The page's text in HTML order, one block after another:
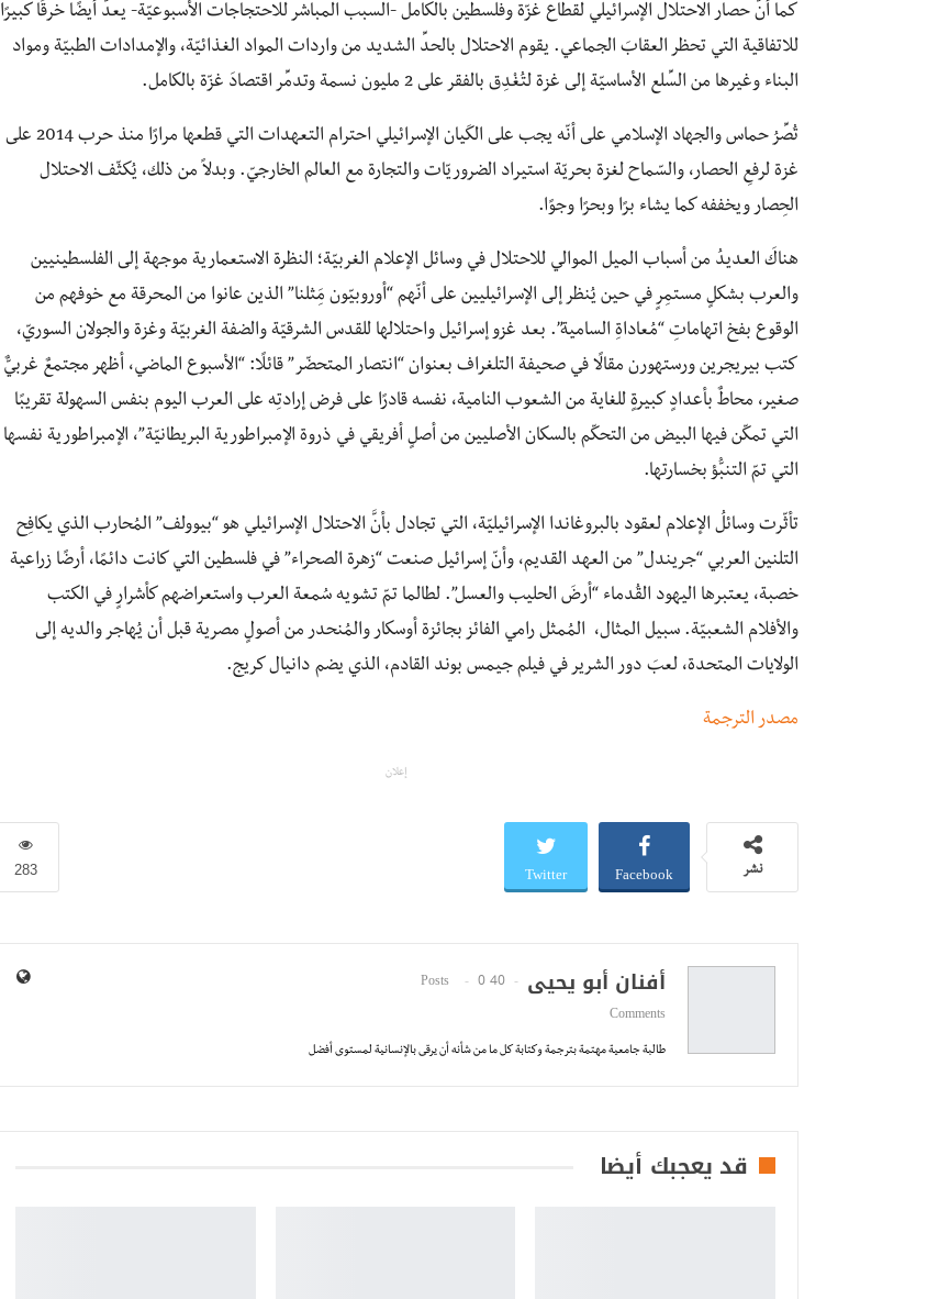
كما أنَّ حصار الاحتلال الإسرائيلي لقطاع غزّة وفلسطين بالكامل -السبب المباشر للاحتجاجات الأسبوعيّة- يعدُّ أيضًا خرقًا كبيرًا
للاتفاقية التي تحظر العقابَ الجماعي. يقوم الاحتلال بالحدِّ الشديد من واردات المواد الغذائيّة، والإمدادات الطبيّة ومواد
البناء وغيرها من السِّلع الأساسيّة إلى غزة لتُغْدِق بالفقر على 2 مليون نسمة وتدمِّر اقتصادَ غزّة بالكامل.
تُصِّرُ حماس والجهاد الإسلامي على أنّه يجب على الكَيان الإسرائيلي احترام التعهدات التي قطعها مرارًا منذ حرب 2014 على
غزة لرفعِ الحصار، والسّماح لغزة بحريّة استيراد الضروريّات والتجارة مع العالم الخارجيّ. وبدلاً من ذلك، يُكثّف الاحتلال
الحِصار ويخففه كما يشاء برًا وبحرًا وجوًا.
هناكَ العديدُ من أسباب الميل الموالي للاحتلال في وسائل الإعلام الغربيّة؛ النظرة الاستعمارية موجهة إلى الفلسطينيين
والعرب بشكلٍ مستمِرٍ في حين يُنظر إلى الإسرائيليين على أنّهم “أوروبيّون مَِثلنا” الذين عانوا من المحرقة مع خوفهم من
الوقوع بفخ اتهاماتِ “مُعاداةِ السامية”. بعد غزو إسرائيل واحتلالها للقدس الشرقيّة والضفة الغربيّة وغزة والجولان السوريّ،
كتب بيريجرين ورستهورن مقالًا في صحيفة التلغراف بعنوان “انتصار المتحضّر” قائلًا: “الأسبوع الماضي، أظهر مجتمعٌ غربيٌّ
صغير، محاطٌ بأعدادٍ كبيرةٍ للغاية من الشعوب النامية، نفسه قادرًا على فرض إرادتِه على العرب اليوم بنفس السهولة تقريبًا
التي تمكّن فيها البيض من التحكّم بالسكان الأصليين من أصلٍ أفريقي في ذروة الإمبراطورية البريطانيّة”، الإمبراطورية نفسها
التي تمّ التنبُّؤ بخسارتها.
تأثّرت وسائلُ الإعلام لعقود بالبروغاندا الإسرائيليّة، التي تجادل بأنَّ الاحتلال الإسرائيلي هو “بيوولف” المُحارب الذي يكافِح
التلنين العربي “جريندل” من العهد القديم، وأنّ إسرائيل صنعت “زهرة الصحراء” في فلسطين التي كانت دائمًا، أرضًا زراعية
خصبة، يعتبرها اليهود القُدماء “أرضَ الحليب والعسل”. لطالما تمّ تشويه سُمعة العرب واستعراضهم كأشرارٍ في الكتب
والأفلام الشعبيّة. سبيل المثال، المُمثل رامي الفائز بجائزة أوسكار والمُنحدر من أصولٍ مصرية قبل أن يُهاجر والديه إلى
الولايات المتحدة، لعبَ دور الشرير في فيلم جيمس بوند القادم، الذي يضم دانيال كريج.
مصدر الترجمة
إعلان
283 نشر Facebook
Twitter
أفنان أبو يحيى 40 Posts
0
Comments
طالبة جامعية مهتمة بترجمة وكتابة كل ما من شأنه أن يرقى بالإنسانية لمستوى أفضل
قد يعجبك أيضا